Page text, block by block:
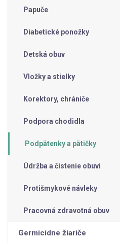
Papuče
Diabetické ponožky
Detská obuv
Vložky a stielky
Korektory, chrániče
Podpora chodidla
Podpätenky a pätičky
Údržba a čistenie obuvi
Protišmykové návleky
Pracovná zdravotná obuv
Germicídne žiariče